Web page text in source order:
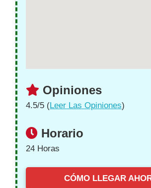
Opiniones
4.5/5 (Leer Las Opiniones)
Horario
24 Horas
CÓMO LLEGAR